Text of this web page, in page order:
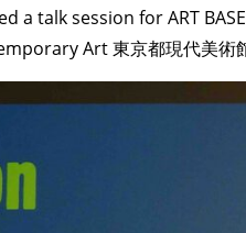
a talk session for ART
Art 東京都現代美